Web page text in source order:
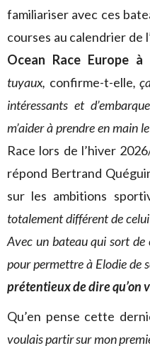
familiariser avec ces
courses au calendrier de
Ocean Race Europe à
tuyaux, confirme-t-elle,
intéressants et
m’aider à prendre en main
Race lors de l’hiver
répond Bertrand
sur les ambitions
totalement différent de
Avec un bateau qui sort
pour permettre à Elodie de
prétentieux de dire qu’on
Qu’en pense cette
voulais partir sur mon